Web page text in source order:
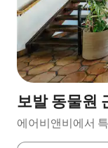
보발 동물원
에어비앤비에서